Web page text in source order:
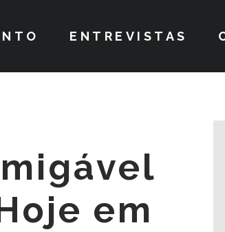
ENTREVISTAS
em